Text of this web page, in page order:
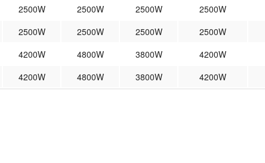
2500W 2500W 2500W 2500W
2500W 2500W 2500W 2500W
4200W 4800W 3800W 4200W
4200W 4800W 3800W 4200W